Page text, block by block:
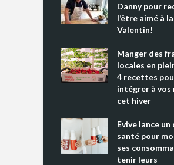
Danny pour
l’être aimé à
Valentin!
Manger des
locales en
4 recettes
intégrer à vos
cet hiver
Evive lance un
santé pour
ses
tenir leurs